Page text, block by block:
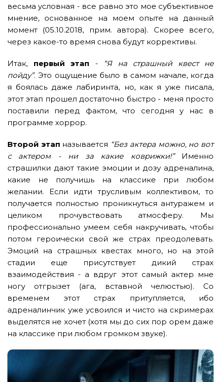
весьма условная - все равно это мое субъективное
мнение, основанное на моем опыте на данный
момент (05.10.2018, прим. автора). Скорее всего,
через какое-то время снова будут коррективы.
Итак, первый этап -
“Я на страшный квест не
пойду”. Это ощущение было в самом начале, когда
я боялась даже лабиринта, но, как я уже писала,
этот этап прошел достаточно быстро - меня просто
поставили перед фактом, что сегодня у нас в
программе хоррор.
Второй этап называется “Без актера можно, но вот
с актером - ни за какие коврижки!”Именно
страшилки дают такие эмоции и дозу адреналина,
какие не получишь на классике при любом
желании. Если идти трусливым коллективом, то
получается полностью проникнуться антуражем и
целиком прочувствовать атмосферу. Мы
профессионально умеем себя накручивать, чтобы
потом героически свой же страх преодолевать.
Эмоций на страшных квестах много, но на этой
стадии еще присутствует дикий страх
взаимодействия - а вдруг этот самый актер мне
ногу отгрызет (ага, вставной челюстью). Со
временем этот страх притупляется, ибо
адреналинчик уже усвоился и чисто на скримерах
выделятся не хочет (хотя мы до сих пор орем даже
на классике при любом громком звуке).